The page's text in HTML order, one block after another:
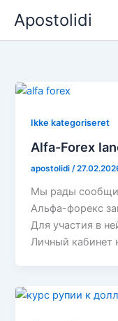
indhold
Apostolidi
Ikke kategoriseret
Alfa-Forex
apostolidi /
Мы рады
Альфа-форекс
Для участия в
Личный кабинет